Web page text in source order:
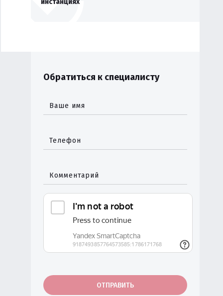
инстанциях
Обратиться к специалисту
Ваше имя
Телефон
Комментарий
ОТПРАВИТЬ